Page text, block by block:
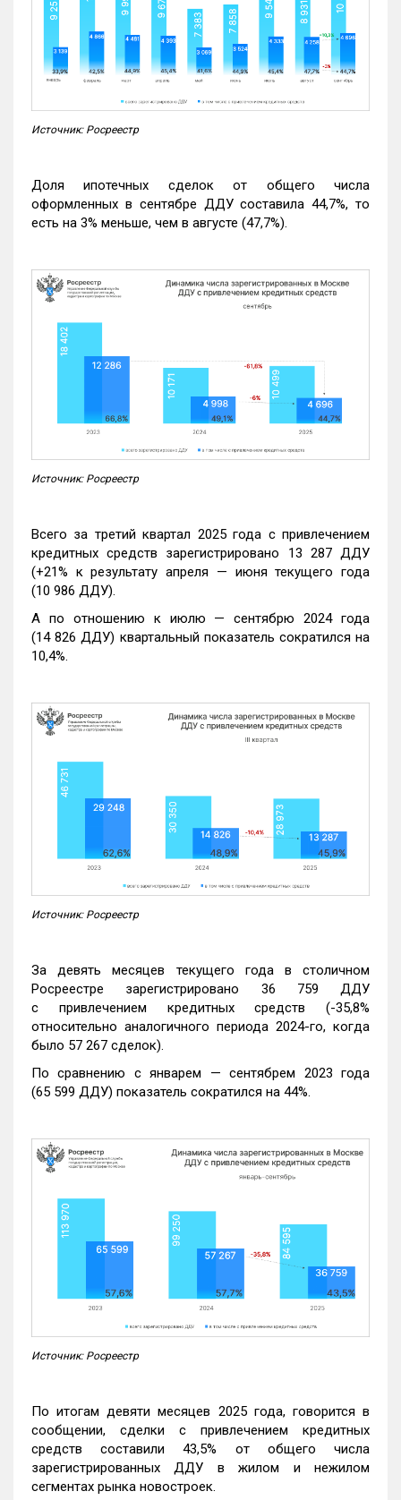
Источник: Росреестр
Доля ипотечных сделок от общего числа
оформленных в сентябре ДДУ составила 44,7%, то
есть на 3% меньше, чем в августе (47,7%).
Источник: Росреестр
Всего за третий квартал 2025 года с привлечением
кредитных средств зарегистрировано 13 287 ДДУ
(+21% к результату апреля — июня текущего года
(10 986 ДДУ).
А по отношению к июлю — сентябрю 2024 года
(14 826 ДДУ) квартальный показатель сократился на
10,4%.
Источник: Росреестр
За девять месяцев текущего года в столичном
Росреестре зарегистрировано 36 759 ДДУ
с привлечением кредитных средств (-35,8%
относительно аналогичного периода 2024-го, когда
было 57 267 сделок).
По сравнению с январем — сентябрем 2023 года
(65 599 ДДУ) показатель сократился на 44%.
Источник: Росреестр
По итогам девяти месяцев 2025 года, говорится в
сообщении, сделки с привлечением кредитных
средств составили 43,5% от общего числа
зарегистрированных ДДУ в жилом и нежилом
сегментах рынка новостроек.